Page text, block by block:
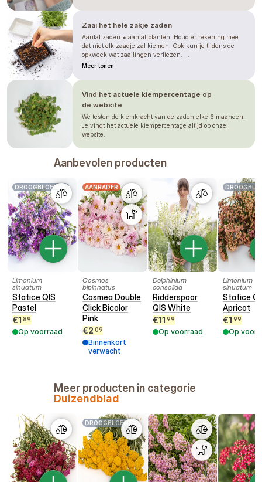
Zaai het hele zakje zaden
Aantal zaden ≠ aantal planten. Houd er rekening mee
dat niet elk zaadje zal kiemen. Ook kun je tijdens de
opkweek wat zaailingen verliezen. ...
Meer tonen
Vind het actuele kiempercentage op
de website
We testen de kiemkracht van de zaden elke 6 maanden.
Je vindt het actuele kiempercentage altijd op onze
website.
Aanbevolen producten
DROOGBLOEMEN
Limonium
sinuatum
Statice QIS
Pastel
€1 89
Op voorraad
AANRADER
Cosmos
bipinnatus
Cosmea Double
Click Bicolor
Pink
€2 09
Binnenkort
verwacht
Delphinium
consolida
Ridderspoor
QIS White
€11 99
Op voorraad
Limonium
sinuatum
Statice
Apricot
€1 99
Op
Meer producten in categorie
Duizendblad
DROOGBLOEMEN